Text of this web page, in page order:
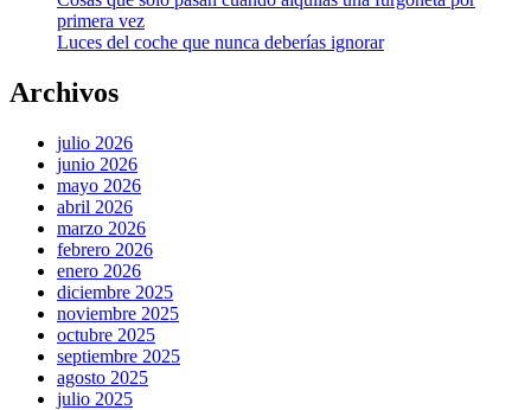
primera vez
Luces del coche que nunca deberías ignorar
Archivos
julio 2026
junio 2026
mayo 2026
abril 2026
marzo 2026
febrero 2026
enero 2026
diciembre 2025
noviembre 2025
octubre 2025
septiembre 2025
agosto 2025
julio 2025